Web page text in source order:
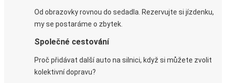
Od obrazovky rovnou do sedadla. Rezervujte si jízdenku,
my se postaráme o zbytek.
Společné cestování
Proč přidávat další auto na silnici, když si můžete zvolit
kolektivní dopravu?